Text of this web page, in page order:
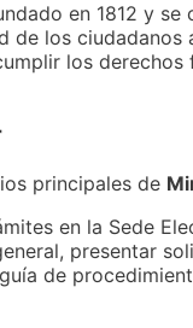
en 1812 y
de los
los
principales de
en la Sede
presentar
de